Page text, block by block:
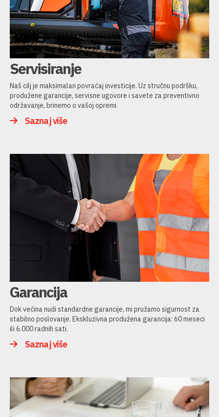
Servisiranje
Naš cilj je maksimalan povraćaj investicije. Uz stručnu podršku,
produžene garancije, servisne ugovore i savete za preventivno
održavanje, brinemo o vašoj opremi.
Saznaj više
Garancija
Dok većina nudi standardne garancije, mi pružamo sigurnost za
stabilno poslovanje. Ekskluzivna produžena garancija: 60 meseci
ili 6.000 radnih sati.
Saznaj više